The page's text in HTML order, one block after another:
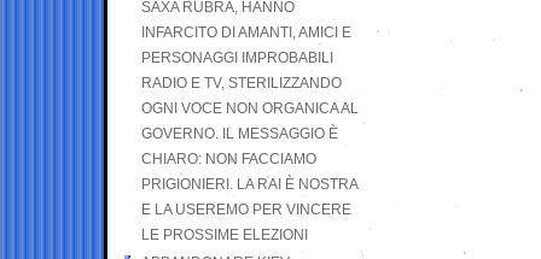
SAXA RUBRA, HANNO
INFARCITO DI AMANTI, AMICI E
PERSONAGGI IMPROBABILI
RADIO E TV, STERILIZZANDO
OGNI VOCE NON ORGANICA AL
GOVERNO. IL MESSAGGIO È
CHIARO: NON FACCIAMO
PRIGIONIERI. LA RAI È NOSTRA
E LA USEREMO PER VINCERE
LE PROSSIME ELEZIONI